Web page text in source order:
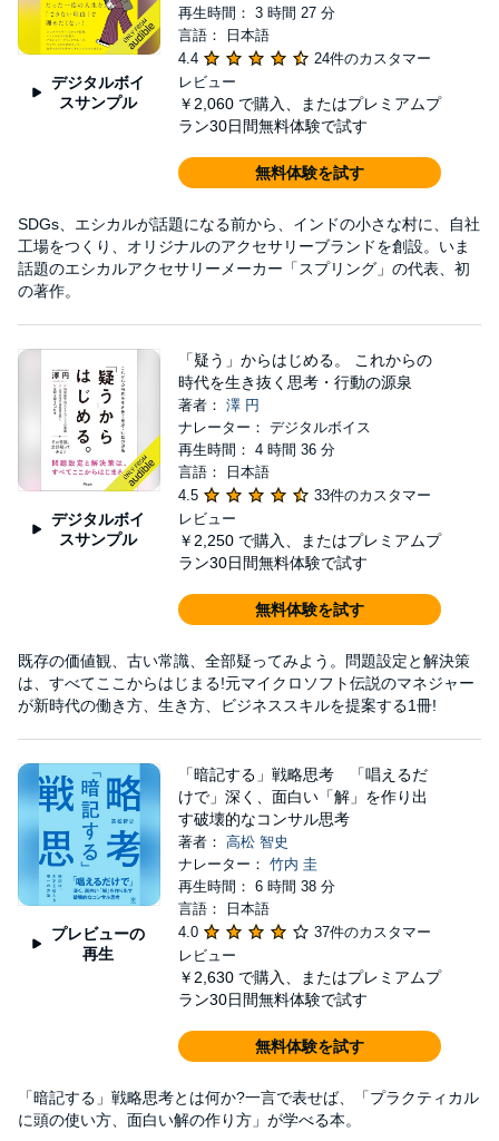
デジタルボイ
スサンプル
再生時間： 3 時間 27 分
言語： 日本語
4.4
24件のカスタマー
レビュー
￥2,060 で購入、またはプレミアムプ
ラン30日間無料体験で試す
無料体験を試す
SDGs、エシカルが話題になる前から、インドの小さな村に、自社
工場をつくり、オリジナルのアクセサリーブランドを創設。いま
話題のエシカルアクセサリーメーカー「スプリング」の代表、初
の著作。
デジタルボイ
スサンプル
「疑う」からはじめる。 これからの
時代を生き抜く思考・行動の源泉
著者： 澤 円
ナレーター： デジタルボイス
再生時間： 4 時間 36 分
言語： 日本語
4.5
33件のカスタマー
レビュー
￥2,250 で購入、またはプレミアムプ
ラン30日間無料体験で試す
無料体験を試す
既存の価値観、古い常識、全部疑ってみよう。問題設定と解決策
は、すべてここからはじまる!元マイクロソフト伝説のマネジャー
が新時代の働き方、生き方、ビジネススキルを提案する1冊!
プレビューの
再生
「暗記する」戦略思考 「唱えるだ
けで」深く、面白い「解」を作り出
す破壊的なコンサル思考
著者： 高松 智史
ナレーター： 竹内 圭
再生時間： 6 時間 38 分
言語： 日本語
4.0
37件のカスタマー
レビュー
￥2,630 で購入、またはプレミアムプ
ラン30日間無料体験で試す
無料体験を試す
「暗記する」戦略思考とは何か?一言で表せば、「プラクティカル
に頭の使い方、面白い解の作り方」が学べる本。